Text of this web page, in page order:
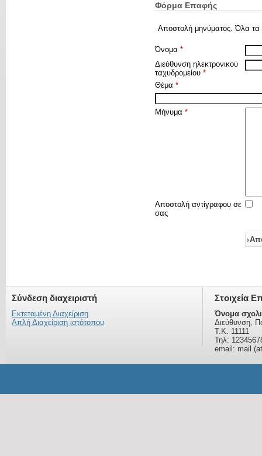
Φόρμα Επαφής
Αποστολή μηνύματος. Όλα τα
Όνομα *
Διεύθυνση ηλεκτρονικού
ταχυδρομείου*
Θέμα *
Μήνυμα *
Αποστολή αντίγραφου σε
σας
Σύνδεση διαχειριστή
Εκτεταμένη Διαχείριση
Απλή Διαχείριση ιστότοπου
Στοιχεία
Όνομα
Διεύθυνση,
Τ.Κ. 11111
Τηλ:
email: mail